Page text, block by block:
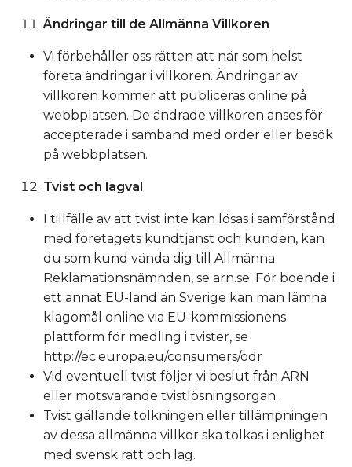
Ändringar till de Allmänna Villkoren
Vi förbehåller oss rätten att när som helst
företa ändringar i villkoren. Ändringar av
villkoren kommer att publiceras online på
webbplatsen. De ändrade villkoren anses för
accepterade i samband med order eller besök
på webbplatsen.
Tvist och lagval
I tillfälle av att tvist inte kan lösas i samförstånd
med företagets kundtjänst och kunden, kan
du som kund vända dig till Allmänna
Reklamationsnämnden, se arn.se. För boende i
ett annat EU-land än Sverige kan man lämna
klagomål online via EU-kommissionens
plattform för medling i tvister, se
http://ec.europa.eu/consumers/odr
Vid eventuell tvist följer vi beslut från ARN
eller motsvarande tvistlösningsorgan.
Tvist gällande tolkningen eller tillämpningen
av dessa allmänna villkor ska tolkas i enlighet
med svensk rätt och lag.